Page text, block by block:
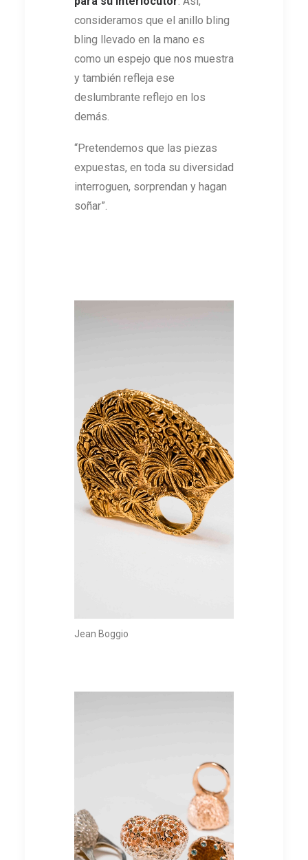
consideramos que el anillo bling
bling llevado en la mano es
como un espejo que nos muestra
y también refleja ese
deslumbrante reflejo en los
demás.
“Pretendemos que las piezas
expuestas, en toda su diversidad
interroguen, sorprendan y hagan
soñar”.
Jean Boggio